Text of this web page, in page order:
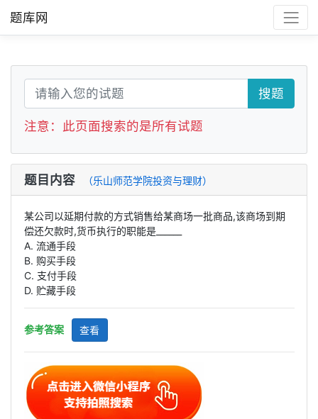
题库网
搜题
注意：此页面搜索的是所有试题
题目内容 （乐山师范学院投资与理财）
某公司以延期付款的方式销售给某商场一批商品,该商场到期
偿还欠款时,货币执行的职能是______
A. 流通手段
B. 购买手段
C. 支付手段
D. 贮藏手段
参考答案 查看